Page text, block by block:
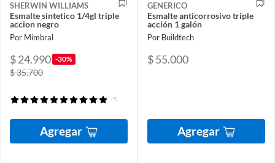
SHERWIN WILLIAMS
Esmalte sintetico 1/4gl triple
accion negro
Por Mimbral
$ 24.990 -30%
$ 35.700
(5)
Agregar
GENERICO
Esmalte anticorrosivo triple
acción 1 galón
Por Buildtech
$ 55.000
Agregar